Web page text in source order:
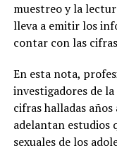
muestreo y la
lleva a emitir los
contar con las
En esta nota,
investigadores de
cifras halladas
adelantan estudios
sexuales de los